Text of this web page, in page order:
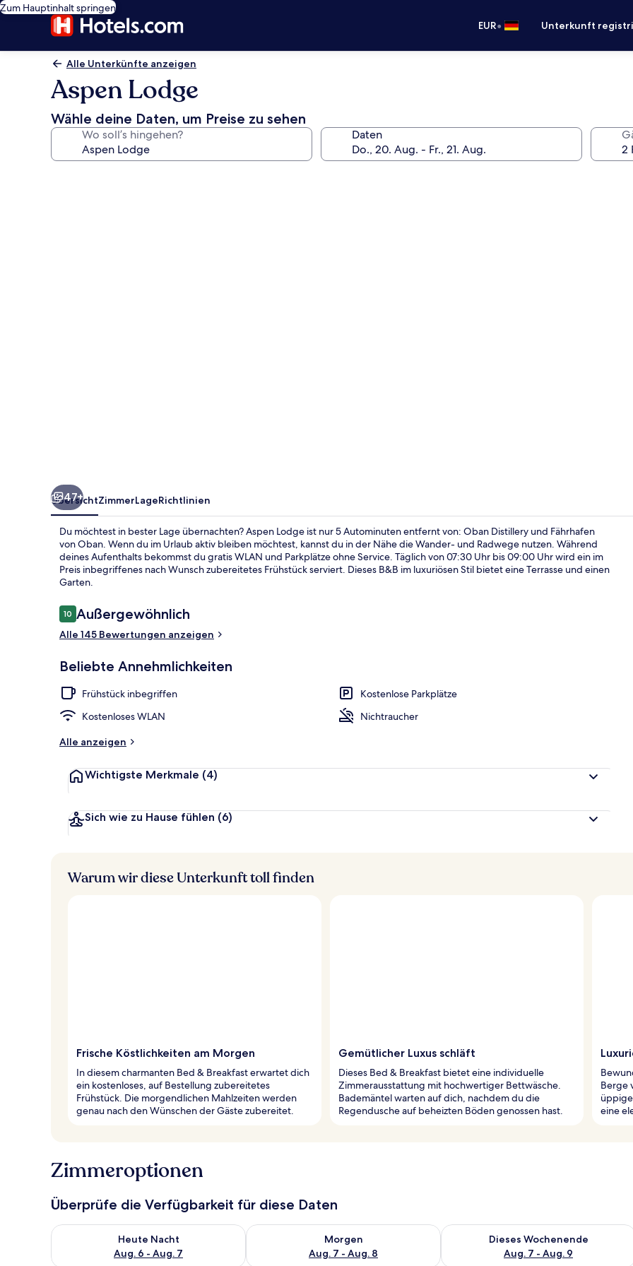
Zum Hauptinhalt springen
EUR• Unterkunft
Alle Unterkünfte anzeigen
Aspen Lodge
Wähle deine Daten, um Preise zu sehen
Wo soll’s hingehen? Daten
47+
ÜbersichtZimmerLageRichtlinien
Du möchtest in bester Lage übernachten? Aspen Lodge ist nur 5 Autominuten entfernt von: Oban Distillery und Fährhafen
von Oban. Wenn du im Urlaub aktiv bleiben möchtest, kannst du in der Nähe die Wander- und Radwege nutzen. Während
deines Aufenthalts bekommst du gratis WLAN und Parkplätze ohne Service. Täglich von 07:30 Uhr bis 09:00 Uhr wird ein im
Preis inbegriffenes nach Wunsch zubereitetes Frühstück serviert. Dieses B&B im luxuriösen Stil bietet eine Terrasse und einen
Garten.
Bewertungen
1010 von 10.
Außergewöhnlich
Alle 145 Bewertungen anzeigen
Beliebte Annehmlichkeiten
Frühstück inbegriffen
Kostenlose Parkplätze
Kostenloses WLAN
Nichtraucher
Alle anzeigen
Wichtigste Merkmale (4)
Sich wie zu Hause fühlen (6)
Warum wir diese Unterkunft toll finden
Frische Köstlichkeiten am Morgen
In diesem charmanten Bed & Breakfast erwartet dich
ein kostenloses, auf Bestellung zubereitetes
Frühstück. Die morgendlichen Mahlzeiten werden
genau nach den Wünschen der Gäste zubereitet.
Gemütlicher Luxus schläft
Dieses Bed & Breakfast bietet eine individuelle
Zimmerausstattung mit hochwertiger Bettwäsche.
Bademäntel warten auf dich, nachdem du die
Regendusche auf beheizten Böden genossen hast.
Berge
eine
Zimmeroptionen
Überprüfe die Verfügbarkeit für diese Daten
Heute Nacht
Aug. 6 - Aug. 7
Überprüfe die Verfügbarkeit für heute Nacht, Aug. 6 - Aug. 7.
Morgen
Aug. 7 - Aug. 8
Überprüfe die Verfügbarkeit für morgen, Aug. 7 - Aug. 8.
Dieses Wochenende
Aug. 7 - Aug. 9
Überprüfe die Verfügbarkeit für